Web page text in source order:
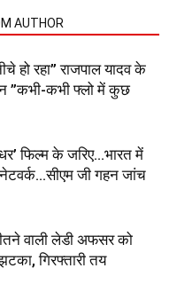
AUTHOR
हो रहा” राजपाल यादव के
”कभी-कभी फ्लो में कुछ
फिल्म के जरिए…भारत में
जी गहन जांच
वाली लेडी अफसर को
गिरफ्तारी तय